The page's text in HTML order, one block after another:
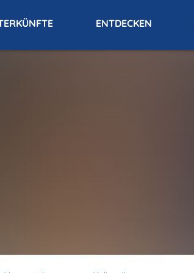
ENTDECKEN